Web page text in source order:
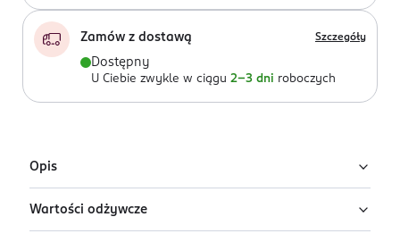
Zamów z dostawą Szczegóły
Dostępny
U Ciebie zwykle w ciągu 2-3 dni roboczych
Opis
Koncentrat pomidorowy 30%. Produkt pasteryzowany.
Wartości odżywcze